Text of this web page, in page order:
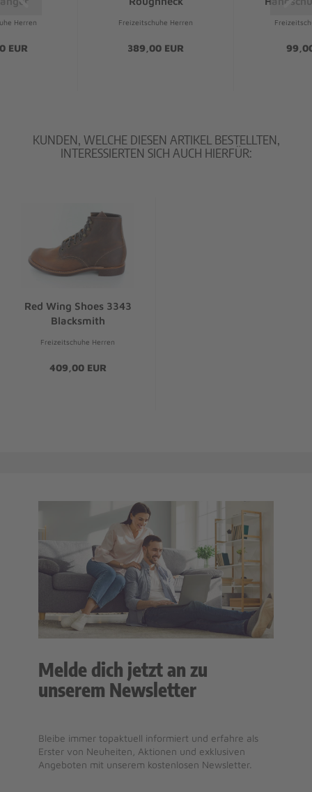
Herren
EUR
Freizeitschuhe Herren
389,00 EUR
KUNDEN, WELCHE DIESEN ARTIKEL BESTELLTEN,
INTERESSIERTEN SICH AUCH HIERFÜR:
Red Wing Shoes 3343
Blacksmith
Freizeitschuhe Herren
409,00 EUR
Melde dich jetzt an zu
unserem Newsletter
Bleibe immer topaktuell informiert und erfahre als
Erster von Neuheiten, Aktionen und exklusiven
Angeboten mit unserem kostenlosen Newsletter.